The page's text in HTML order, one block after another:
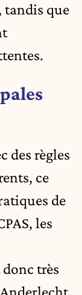
tandis que
des règles
ce
de
les
très